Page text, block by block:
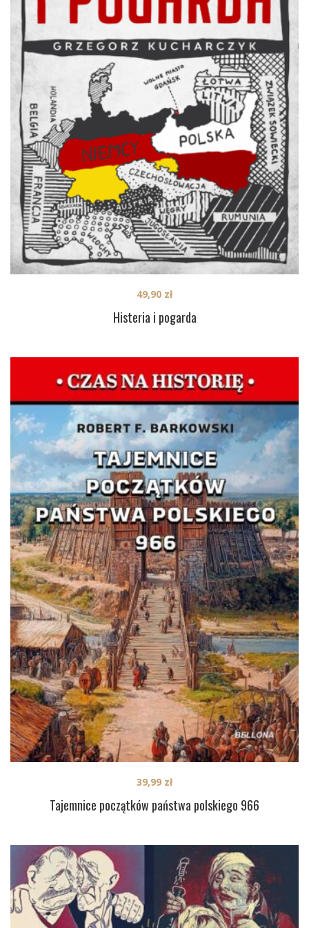
Histeria i pogarda
49,90 zł
Tajemnice początków państwa polskiego 966
39,99 zł